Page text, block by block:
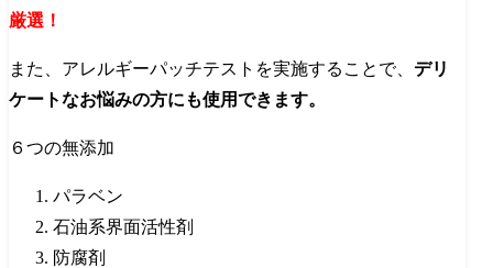
厳選！
また、アレルギーパッチテストを実施することで、 デリ
ケートなお悩みの方にも使用できます。
６つの無添加
パラベン
石油系界面活性剤
防腐剤